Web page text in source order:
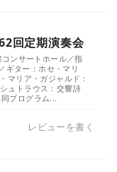
回定期演奏会
ンサートホール／指
ギター：ホセ・マリ
マリア・ガジャルド：
ュトラウス：交響詩
プログラム...
レビューを書く